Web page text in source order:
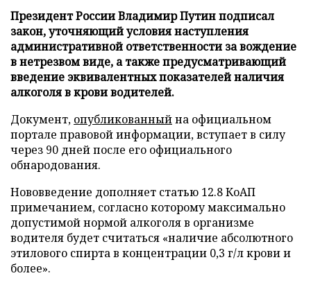
Президент России Владимир Путин подписал
закон, уточняющий условия наступления
административной ответственности за вождение
в нетрезвом виде, а также предусматривающий
введение эквивалентных показателей наличия
алкоголя в крови водителей.
Документ, опубликованныйна официальном
портале правовой информации, вступает в силу
через 90 дней после его официального
обнародования.
Нововведение дополняет статью 12.8 КоАП
примечанием, согласно которому максимально
допустимой нормой алкоголя в организме
водителя будет считаться «наличие абсолютного
этилового спирта в концентрации 0,3 г/л крови и
более».